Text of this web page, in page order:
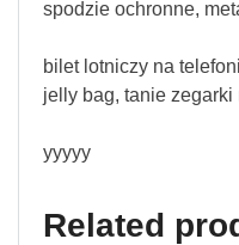
spodzie ochronne,
bilet lotniczy na
jelly bag, tanie
yyyyy
Related